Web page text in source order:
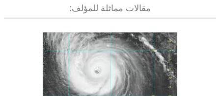
مقالات مماثلة للمؤلف: